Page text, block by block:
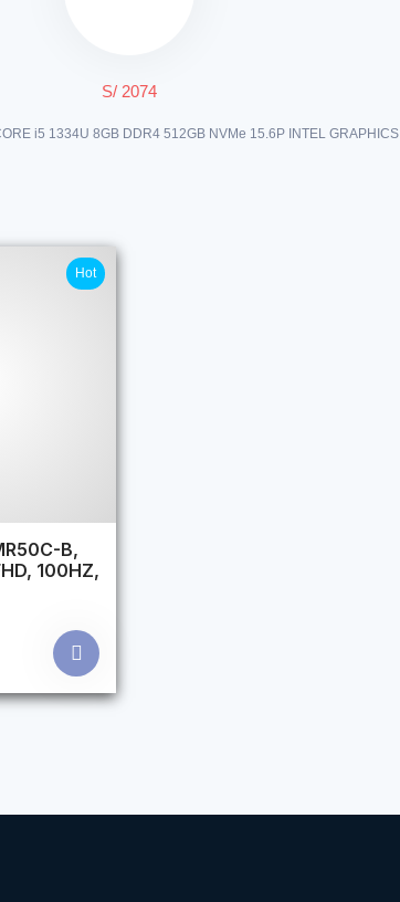
S/ 2074
i5 1334U 8GB DDR4 512GB NVMe 15.6P INTEL GRAPHICS
Hot
B,
100HZ,